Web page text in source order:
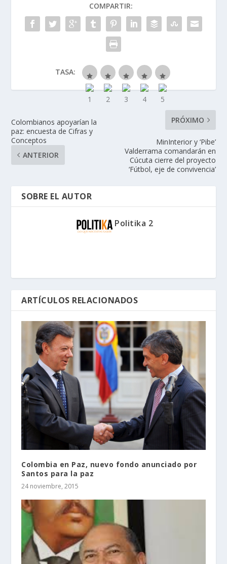
COMPARTIR:
TASA:
Colombianos apoyarían la
paz: encuesta de Cifras y
Conceptos
ANTERIOR
PRÓXIMO
MinInterior y ‘Pibe’
Valderrama comandarán en
Cúcuta cierre del proyecto
‘Fútbol, eje de convivencia’
SOBRE EL AUTOR
Politika 2
ARTÍCULOS RELACIONADOS
Colombia en Paz, nuevo fondo anunciado por
Santos para la paz
24 noviembre, 2015